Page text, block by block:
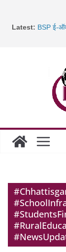
Latest: BSP ई-
साइबर
गिरफ्तार